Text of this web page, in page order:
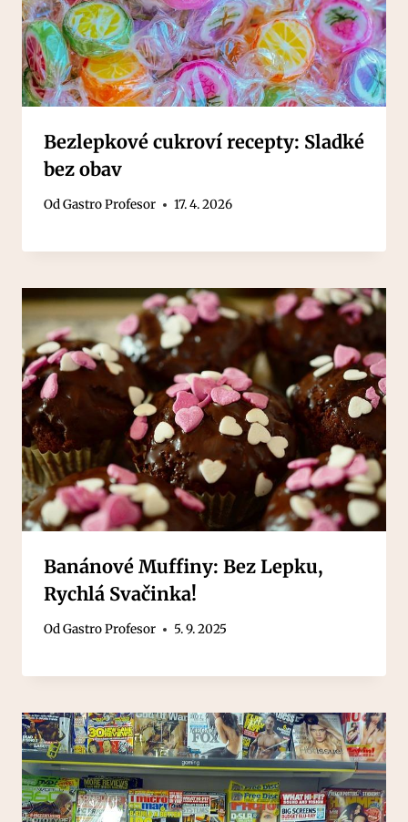
Bezlepkové cukroví recepty: Sladké
bez obav
OdGastro Profesor 17. 4. 2026
Banánové Muffiny: Bez Lepku,
Rychlá Svačinka!
OdGastro Profesor 5. 9. 2025